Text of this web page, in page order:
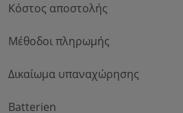
Κόστος αποστολής
Μέθοδοι πληρωμής
Δικαίωμα υπαναχώρησης
Batterien